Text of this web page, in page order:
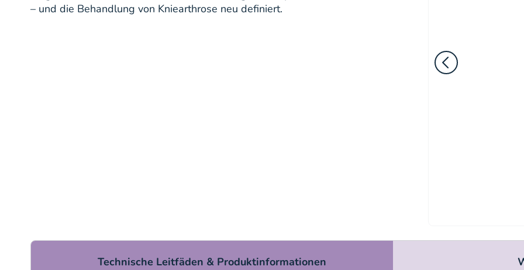
– und die Behandlung von Kniearthrose neu definiert.
Technische Leitfäden & Produktinformationen